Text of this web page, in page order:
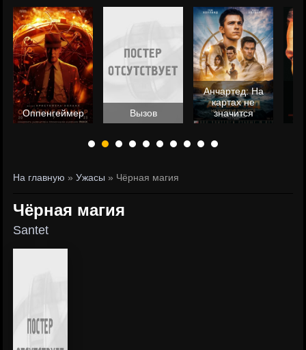
Оппенгеймер Вызов
Анчартед: На
картах не
значится
На главную »Ужасы » Чёрная магия
Чёрная магия
Santet